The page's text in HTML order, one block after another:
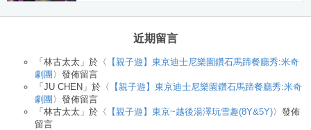
近期留言
「 林古太太 」於〈
【親子遊】東京迪士尼樂園鑽石馬蹄餐廳秀:米奇
劇團 〉發佈留言
「 JU CHEN 」於〈
【親子遊】東京迪士尼樂園鑽石馬蹄餐廳秀:米奇
劇團 〉發佈留言
「 林古太太 」於〈 【親子遊】東京~越後湯澤玩雪趣(8Y&5Y)〉發佈
留言